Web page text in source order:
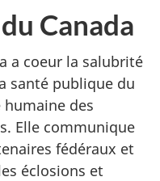
Canada
a coeur la salubrité
santé publique du
des
Elle communique
fédéraux et
éclosions et